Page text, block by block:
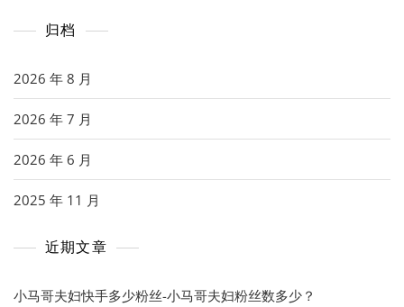
归档
2026 年 8 月
2026 年 7 月
2026 年 6 月
2025 年 11 月
近期文章
小马哥夫妇快手多少粉丝-小马哥夫妇粉丝数多少？